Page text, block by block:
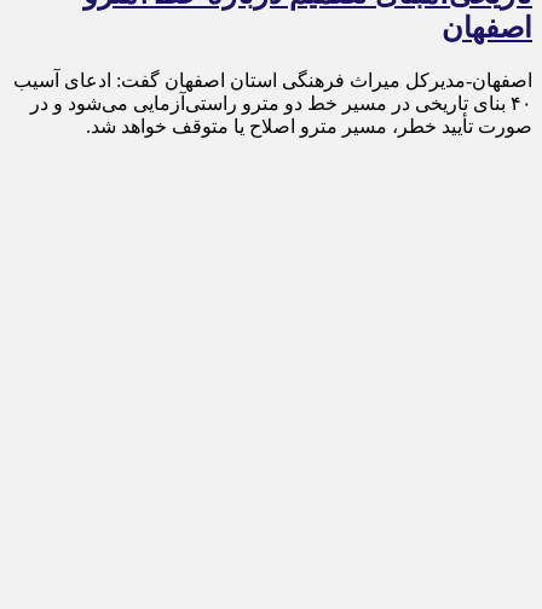
اصفهان
اصفهان-مدیرکل میراث فرهنگی استان اصفهان گفت: ادعای آسیب
۴۰ بنای تاریخی در مسیر خط دو مترو راستی‌آزمایی می‌شود و در
صورت تأیید خطر، مسیر مترو اصلاح یا متوقف خواهد شد.